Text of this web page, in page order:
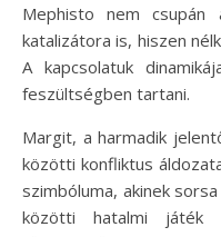
Mephisto nem csupán
katalizátora is, hiszen
A kapcsolatuk
feszültségben tartani.
Margit, a harmadik
közötti konfliktus
szimbóluma, akinek
közötti hatalmi játék